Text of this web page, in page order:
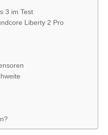
3 im Test
Liberty 2 Pro